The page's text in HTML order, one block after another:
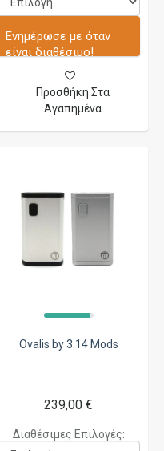
Ενημέρωσε με όταν
είναι διαθέσιμο!
Προσθήκη Στα
Αγαπημένα
Ovalis by 3.14 Mods
239,00 €
Διαθέσιμες Επιλογές: